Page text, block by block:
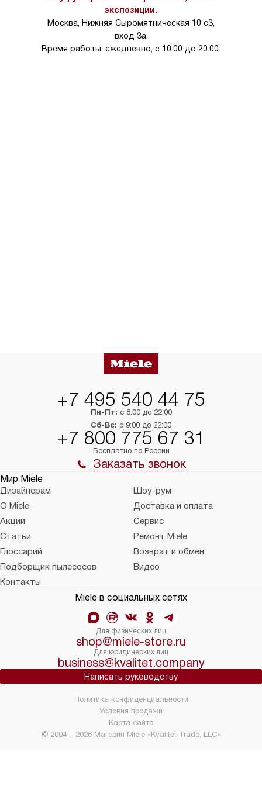
экспозиции.
Москва, Нижняя Сыромятническая 10 с3,
вход 3а.
Время работы: ежедневно, с 10.00 до 20.00.
+7 495 540 44 75
Пн-Пт: с 8:00 до 22:00
Сб-Вс: с 9:00 до 22:00
+7 800 775 67 31
Бесплатно по России
Заказать звонок
Мир Miele
Дизайнерам
Шоу-рум
О Miele
Доставка и оплата
Акции
Сервис
Статьи
Ремонт Miele
Глоссарий
Возврат и обмен
Подборщик пылесосов
Видео
Контакты
Miele в социальных сетях
Для физических лиц
shop@miele-store.ru
Для юридических лиц
business@kvalitet.company
Написать руководству
© 2004 – 2026 Магазин Miele «Kvalitet Trade, LLC»
Политика конфиденциальности
Условия продажи
Карта сайта